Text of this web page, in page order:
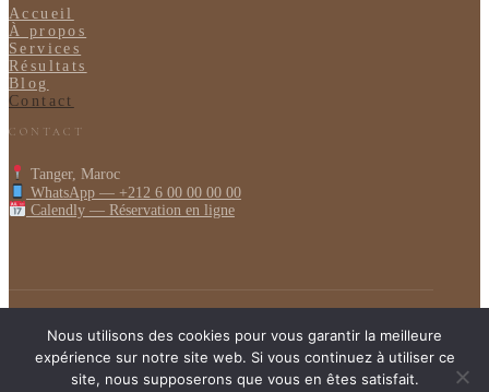
Accueil
À propos
Services
Résultats
Blog
Contact
CONTACT
Tanger, Maroc
WhatsApp — +212 6 00 00 00 00
Calendly — Réservation en ligne
© 2026 ALLISON DRAINAGE
DRAINAGE LYMPHATIQUE TANGER · MAROC
Nous utilisons des cookies pour vous garantir la meilleure
expérience sur notre site web. Si vous continuez à utiliser ce
site, nous supposerons que vous en êtes satisfait.